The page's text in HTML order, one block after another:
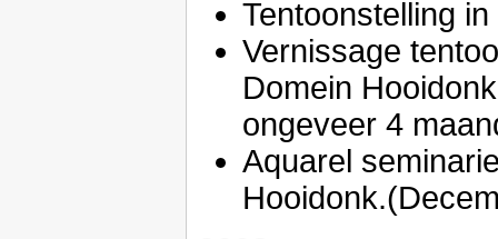
Tentoonstelling in
Vernissage
Domein
ongeveer 4
Aquarel